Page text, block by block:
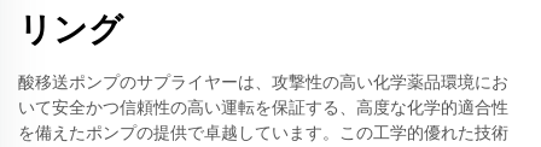
リング
酸移送ポンプのサプライヤーは、攻撃性の高い化学薬品環境にお
いて安全かつ信頼性の高い運転を保証する、高度な化学的適合性
を備えたポンプの提供で卓越しています。この工学的優れた技術